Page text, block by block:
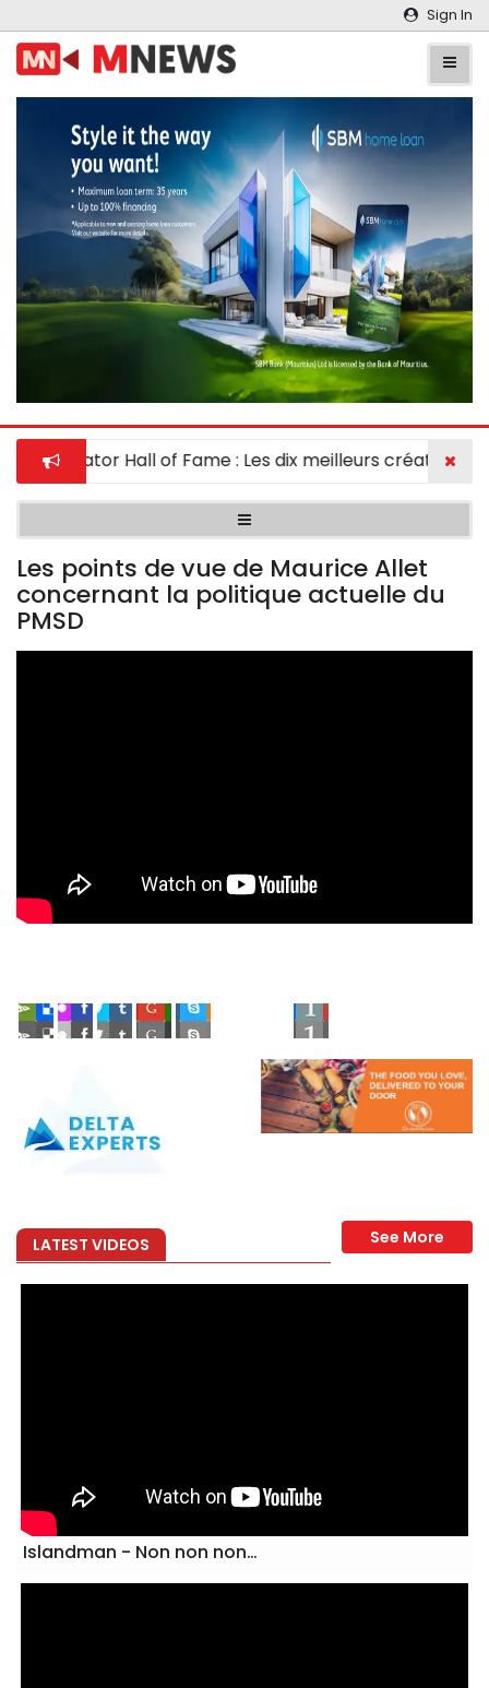
Sign In
Innovator Hall of Fame : Les dix meilleurs créateurs
son…
Les points de vue de Maurice Allet
concernant la politique actuelle du
PMSD
LATEST VIDEOS
Islandman - Non non non…